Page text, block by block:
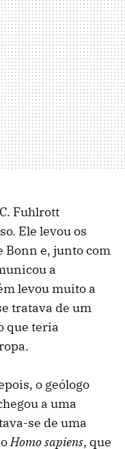
Fuhlrott
Ele levou os
Bonn e, junto com
a
levou muito a
tratava de um
que teria
o geólogo
a uma
se de uma
Homo sapiens, que